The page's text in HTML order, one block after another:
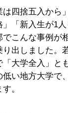
四捨五入から
」「新入生が1
でこんな事例が
り出しました。
大学全入」と
低い地方大学で
。